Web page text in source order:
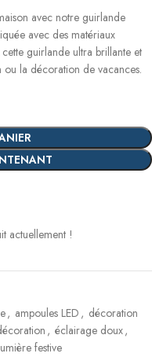
avec notre guirlande
avec des matériaux
guirlande ultra brillante et
la décoration de vacances.
actuellement !
, ampoules LED , décoration
, éclairage doux,
festive